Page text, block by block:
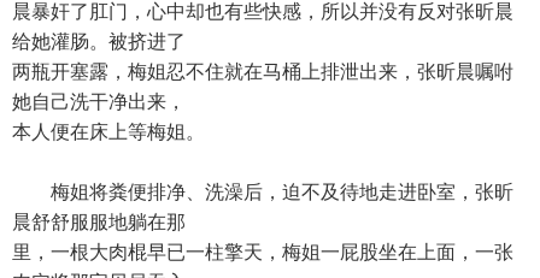
晨暴奸了肛门，心中却也有些快感，所以并没有反对张昕晨
给她灌肠。被挤进了
两瓶开塞露，梅姐忍不住就在马桶上排泄出来，张昕晨嘱咐
她自己洗干净出来，
本人便在床上等梅姐。
梅姐将粪便排净、洗澡后，迫不及待地走进卧室，张昕
晨舒舒服服地躺在那
里，一根大肉棍早已一柱擎天，梅姐一屁股坐在上面，一张